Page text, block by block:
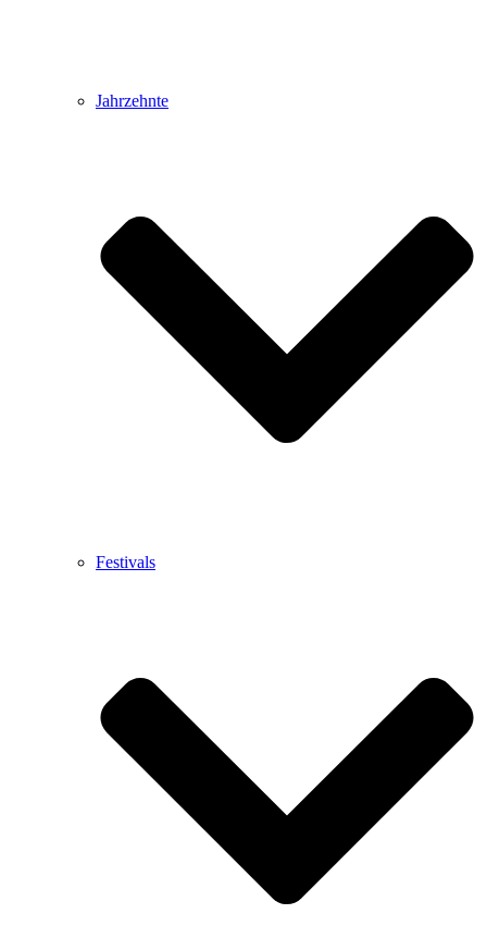
Jahrzehnte
Festivals